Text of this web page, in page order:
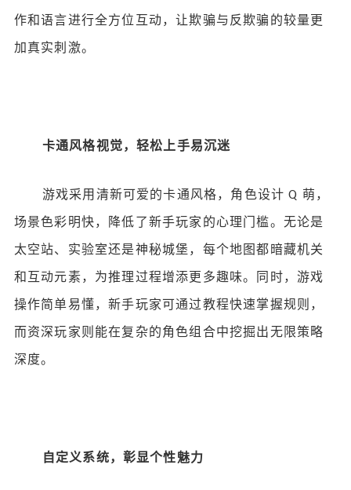
作和语言进行全方位互动，让欺骗与反欺骗的较量更
加真实刺激。
卡通风格视觉，轻松上手易沉迷
游戏采用清新可爱的卡通风格，角色设计 Q 萌，
场景色彩明快，降低了新手玩家的心理门槛。无论是
太空站、实验室还是神秘城堡，每个地图都暗藏机关
和互动元素，为推理过程增添更多趣味。同时，游戏
操作简单易懂，新手玩家可通过教程快速掌握规则，
而资深玩家则能在复杂的角色组合中挖掘出无限策略
深度。
自定义系统，彰显个性魅力